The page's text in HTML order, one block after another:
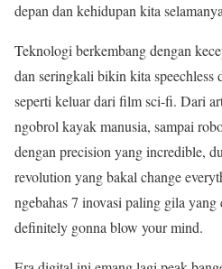
depan dan kehidupan kita
Teknologi berkembang dengan
dan seringkali bikin kita speechless
seperti keluar dari film sci-fi. Dari
ngobrol kayak manusia, sampai
dengan precision yang incredible,
revolution yang bakal change
ngebahas 7 inovasi paling gila
definitely gonna blow your mind.